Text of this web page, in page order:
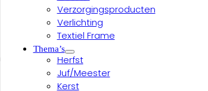
Verzorgingsproducten
Verlichting
Textiel Frame
Thema’s
Herfst
Juf/Meester
Kerst